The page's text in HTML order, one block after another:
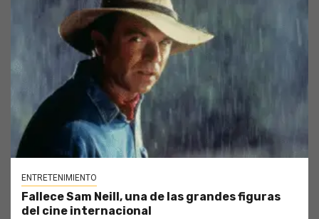
ENTRETENIMIENTO
Fallece Sam Neill, una de las grandes figuras
del cine internacional